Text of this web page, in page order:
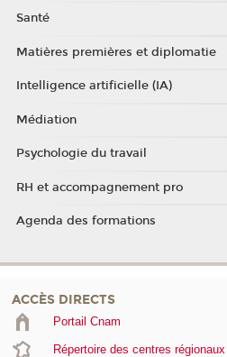
Santé
Matières premières et diplomatie
Intelligence artificielle (IA)
Médiation
Psychologie du travail
RH et accompagnement pro
Agenda des formations
ACCÈS DIRECTS
Portail Cnam
Répertoire des centres régionaux